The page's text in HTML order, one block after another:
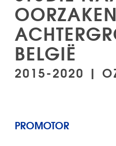
BELGIË
2015-2020 |
PROMOTOR